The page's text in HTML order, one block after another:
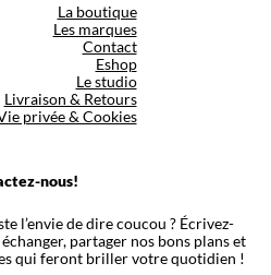
La boutique
Les marques
Contact
Eshop
Le studio
Livraison & Retours
privée & Cookies
nous!
l’envie de dire coucou ? Écrivez-
partager nos bons plans et
qui feront briller votre quotidien !